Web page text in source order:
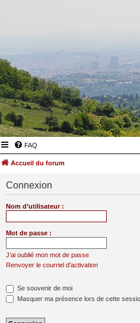
FAQ
Accueil du forum
Connexion
Nom d’utilisateur :
Mot de passe :
J’ai oublié mon mot de passe
Renvoyer le courriel d’activation
Se souvenir de moi
Masquer ma présence lors de cette